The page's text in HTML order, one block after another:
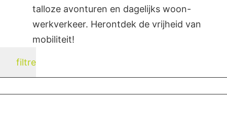
talloze avonturen en dagelijks woon-
werkverkeer. Herontdek de vrijheid van
mobiliteit!
filtre